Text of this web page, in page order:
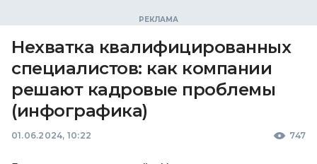
Нехватка квалифицированных
специалистов: как компании
решают кадровые проблемы
(инфографика)
01.06.2024, 10:22 747